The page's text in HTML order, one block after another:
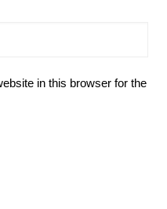
in this browser for the